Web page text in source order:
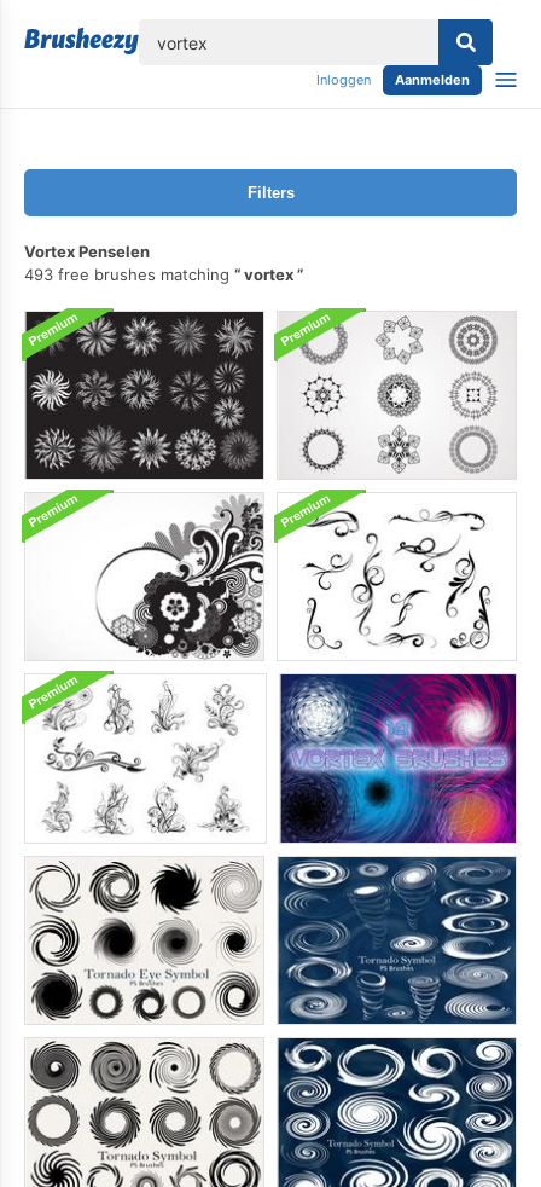
Inloggen Aanmelden
Filters
Vortex Penselen
493 free brushes matching
vortex